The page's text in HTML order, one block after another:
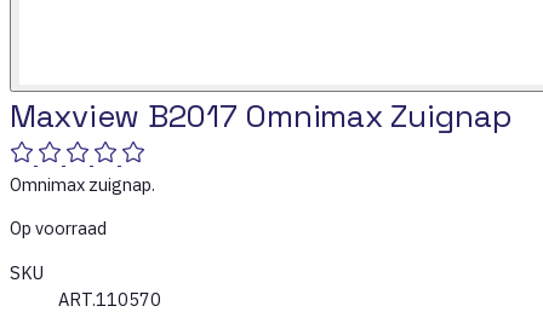
Maxview B2017 Omnimax Zuignap
Omnimax zuignap.
Op voorraad
SKU
ART.110570